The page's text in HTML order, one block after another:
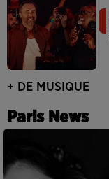
+ DE MUSIQUE
Paris News